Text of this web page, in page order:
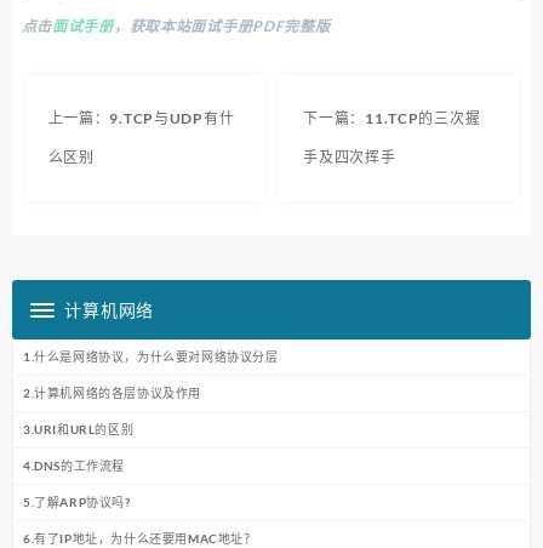
点击面试手册，获取本站面试手册PDF完整版
上一篇：9.TCP与UDP有什
么区别
下一篇：11.TCP的三次握
手及四次挥手
计算机网络
1.什么是网络协议，为什么要对网络协议分层
2.计算机网络的各层协议及作用
3.URI和URL的区别
4.DNS的工作流程
5.了解ARP协议吗?
6.有了IP地址，为什么还要用MAC地址？